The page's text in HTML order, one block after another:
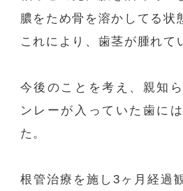
膿をため骨を溶かしてる状
これにより、歯茎が腫れて
今後のことを考え、親知
ンレーが入っていた歯に
た。
根管治療を施し3ヶ月経過